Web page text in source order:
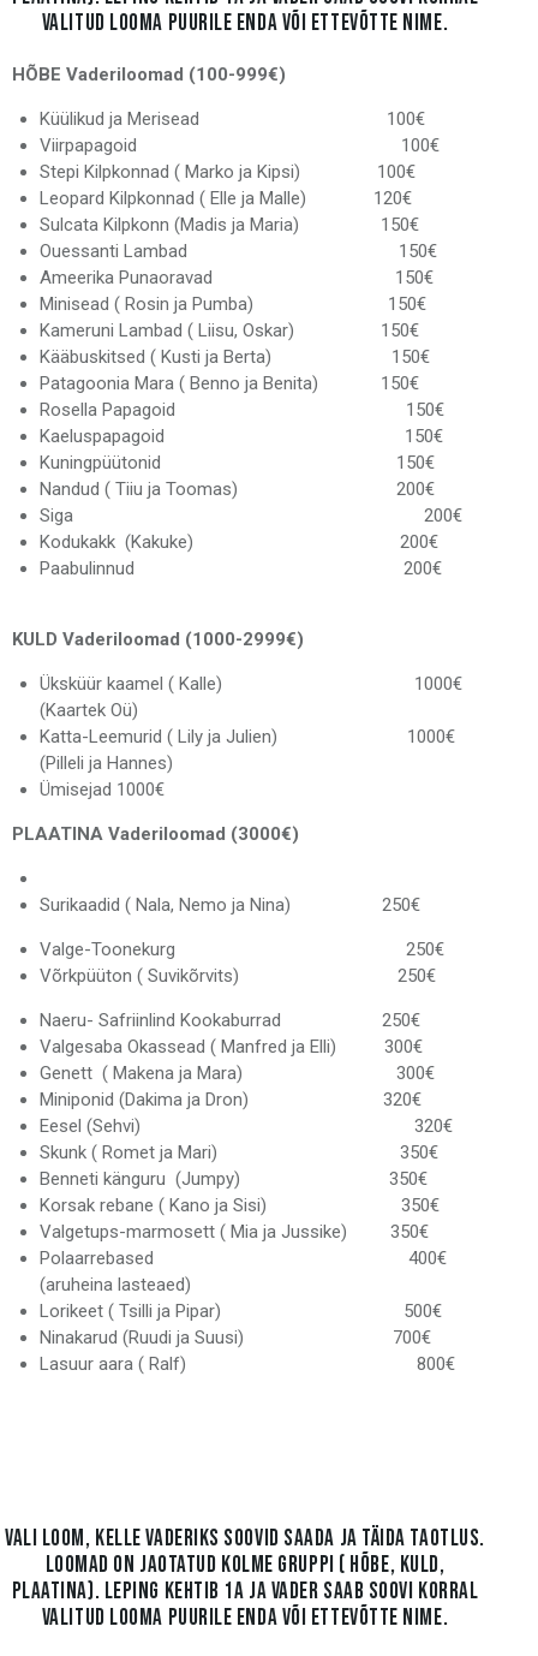
VALITUD LOOMA PUURILE ENDA VÕI ETTEVÕTTE NIME.
HÕBE Vaderiloomad (100-999€)
Küülikud ja Merisead 100€
Viirpapagoid 100€
Stepi Kilpkonnad ( Marko ja Kipsi) 100€
Leopard Kilpkonnad ( Elle ja Malle) 120€
Sulcata Kilpkonn (Madis ja Maria) 150€
Ouessanti Lambad 150€
Ameerika Punaoravad 150€
Minisead ( Rosin ja Pumba) 150€
Kameruni Lambad ( Liisu, Oskar) 150€
Kääbuskitsed ( Kusti ja Berta) 150€
Patagoonia Mara ( Benno ja Benita) 150€
Rosella Papagoid 150€
Kaeluspapagoid 150€
Kuningpüütonid 150€
Nandud ( Tiiu ja Toomas) 200€
Siga 200€
Kodukakk (Kakuke) 200€
Paabulinnud 200€
KULD Vaderiloomad (1000-2999€)
Üksküür kaamel ( Kalle) 1000€
(Kaartek Oü)
Katta-Leemurid ( Lily ja Julien) 1000€
(Pilleli ja Hannes)
Ümisejad 1000€
PLAATINA Vaderiloomad (3000€)
Surikaadid ( Nala, Nemo ja Nina) 250€
Valge-Toonekurg 250€
Võrkpüüton ( Suvikõrvits) 250€
Naeru- Safriinlind Kookaburrad 250€
Valgesaba Okassead ( Manfred ja Elli) 300€
Genett ( Makena ja Mara) 300€
Miniponid (Dakima ja Dron) 320€
Eesel (Sehvi) 320€
Skunk ( Romet ja Mari) 350€
Benneti känguru (Jumpy) 350€
Korsak rebane ( Kano ja Sisi) 350€
Valgetups-marmosett ( Mia ja Jussike) 350€
Polaarrebased 400€
(aruheina lasteaed)
Lorikeet ( Tsilli ja Pipar) 500€
Ninakarud (Ruudi ja Suusi) 700€
Lasuur aara ( Ralf) 800€
VALI LOOM, KELLE VADERIKS SOOVID SAADA JA TÄIDA TAOTLUS.
LOOMAD ON JAOTATUD KOLME GRUPPI ( HÕBE, KULD,
PLAATINA). LEPING KEHTIB 1A JA VADER SAAB SOOVI KORRAL
VALITUD LOOMA PUURILE ENDA VÕI ETTEVÕTTE NIME.